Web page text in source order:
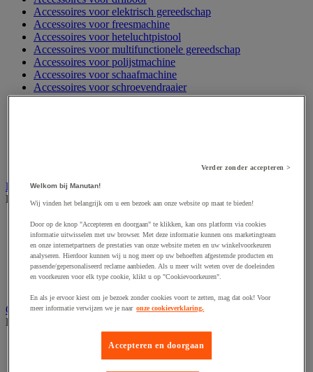
Accessoires voor elektrisch gereedschap
Accessoires voor freesmachine
Accessoires voor heteluchtpistool
Accessoires voor multifunctionele gereedschap
Accessoires voor polijstmachine
Accessoires voor schaafmachine
Accessoires voor schroevendraaier
Accessoires voor schuurmachine
Elektrische toebehoren en verlichting
Bekijk de hele productgroep
Accessoires voor elektrisch schakelpaneel
Batterij, oplader en kabel
Elektrische kabel
Elektrische uitrusting
Verlengsnoer, stekkerdoos en kapelhaspel
Gereedschap opbergen
Bekijk de hele productgroep
Assortimentsdoos en gereedschapkoffer
Gereedschapskist en opbergtas
Verder zonder accepteren >
Welkom bij Manutan!
Wij vinden het belangrijk om u een bezoek aan onze website op maat te bieden!
Door op de knop "Accepteren en doorgaan" te klikken, kan ons platform via cookies
informatie uitwisselen met uw browser. Met deze informatie kunnen ons marketingteam
en onze internetpartners de prestaties van onze website meten en uw winkelvoorkeuren
analyseren. Hierdoor kunnen wij u nog meer op uw behoeften afgestemde producten en
passende/gepersonaliseerd reclame aanbieden. Als u meer wilt weten over de doeleinden
en voorkeuren voor elk type cookie, klikt u op "Cookievoorkeuren".
En als je ervoor kiest om je bezoek zonder cookies voort te zetten, mag dat ook! Voor
meer informatie verwijzen we je naar onze cookieverklaring.
Accepteren en doorgaan